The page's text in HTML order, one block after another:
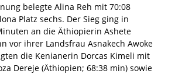
belegte Alina Reh mit 70:08
Platz sechs. Der Sieg ging in
an die Äthiopierin Ashete
vor ihrer Landsfrau Asnakech Awoke
die Kenianerin Dorcas Kimeli mit
Dereje (Äthiopien; 68:38 min) sowie